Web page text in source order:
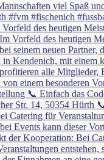
des heutigen